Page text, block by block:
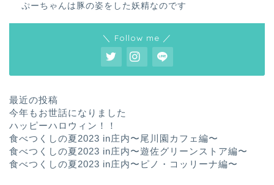
ぷーちゃんは豚の姿をした妖精なのです
＼ Follow me ／
最近の投稿
今年もお世話になりました
ハッピーハロウィン！！
食べつくしの夏2023 in庄内〜尾川園カフェ編〜
食べつくしの夏2023 in庄内〜遊佐グリーンストア編〜
食べつくしの夏2023 in庄内〜ピノ・コッリーナ編〜